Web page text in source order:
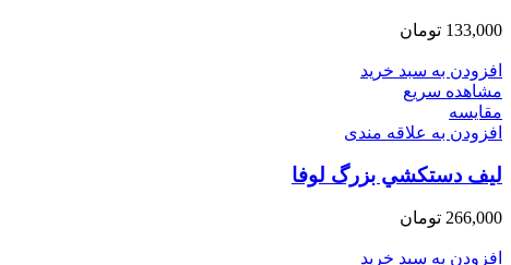
133,000 تومان
افزودن به سبد خرید
مشاهده سریع
مقایسه
افزودن به علاقه مندی
ليف دستكشي بزرگ لوفا
266,000 تومان
افزودن به سبد خرید